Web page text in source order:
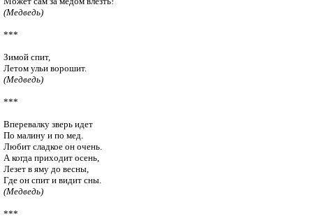
(Медведь)
***
Зимой спит,
(Медведь)
***
Вперевалку зверь идет
По малину и по мед.
Любит сладкое он очень.
А когда приходит осень,
Лезет в яму до весны,
(Медведь)
***